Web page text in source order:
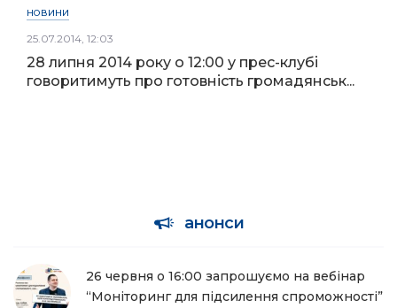
НОВИНИ
25.07.2014, 12:03
28 липня 2014 року о 12:00 у прес-клубі
говоритимуть про готовність громадянськ...
анонси
26 червня о 16:00 запрошуємо на вебінар
“Моніторинг для підсилення спроможності”